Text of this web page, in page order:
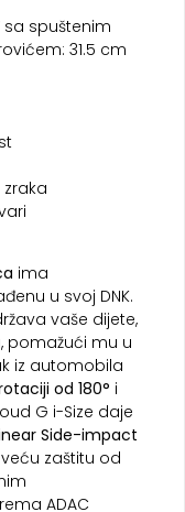
sa spuštenim
31.5 cm
ima
u svoj DNK.
vaše dijete,
pomažući mu u
iz automobila
od 180° i
G i-Size daje
Side-impact
veću zaštitu od
ADAC